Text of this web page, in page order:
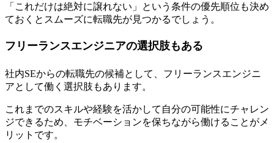
「これだけは絶対に譲れない」という条件の優先順位も決め
ておくとスムーズに転職先が見つかるでしょう。
フリーランスエンジニアの選択肢もある
社内SEからの転職先の候補として、フリーランスエンジニ
アとして働く選択肢もあります。
これまでのスキルや経験を活かして自分の可能性にチャレン
ジできるため、モチベーションを保ちながら働けることがメ
リットです。